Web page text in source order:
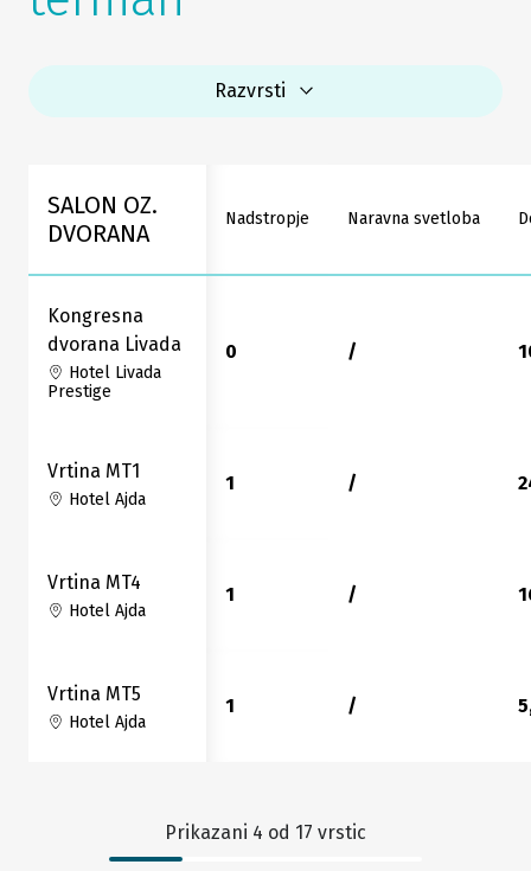
Razvrsti
SALON OZ.
DVORANA
Nadstropje Naravna svetloba
Kongresna
dvorana Livada
Hotel Livada
Prestige
0 /
Vrtina MT1
Hotel Ajda
1 /
Vrtina MT4
Hotel Ajda
1 /
Vrtina MT5
Hotel Ajda
1 /
Prikazani 4 od 17 vrstic